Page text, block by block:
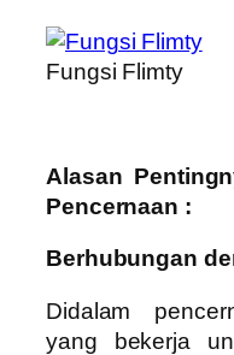
Fungsi Flimty
Alasan
Pencernaan :
Berhubungan
Didalam
yang bekerja